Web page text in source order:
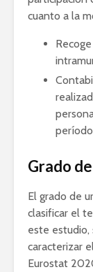
cuanto a la
Grado
El grado de
clasificar el
este estudio,
caracterizar
Eurostat